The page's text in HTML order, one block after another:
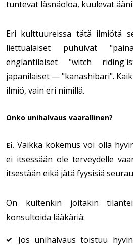
tuntevat läsnäoloa, kuulevat
Eri kulttuureissa tätä ilmiötä
liettualaiset puhuivat
englantilaiset "witch
japanilaiset — "kanashibari".
ilmiö, vain eri nimillä.
Onko unihalvaus vaarallinen?
Ei. Vaikka kokemus voi olla
ei itsessään ole terveydelle
itsestään eikä jätä fyysisiä
On kuitenkin joitakin
konsultoida lääkäriä:
Jos unihalvaus toistuu